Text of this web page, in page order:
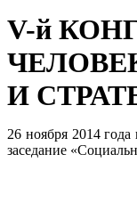
V-й
И
26 ноября 2014
заседание